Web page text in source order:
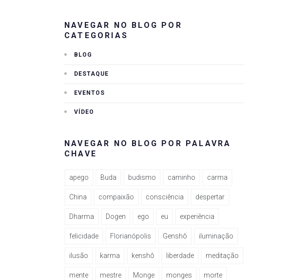
NAVEGAR NO BLOG POR
CATEGORIAS
BLOG
DESTAQUE
EVENTOS
VÍDEO
NAVEGAR NO BLOG POR PALAVRA
CHAVE
apego Buda budismo caminho carma
China compaixão consciência despertar
Dharma Dogen ego eu experiência
felicidade Florianópolis Genshô iluminação
ilusão karma kenshô liberdade meditação
mente mestre Monge monges morte